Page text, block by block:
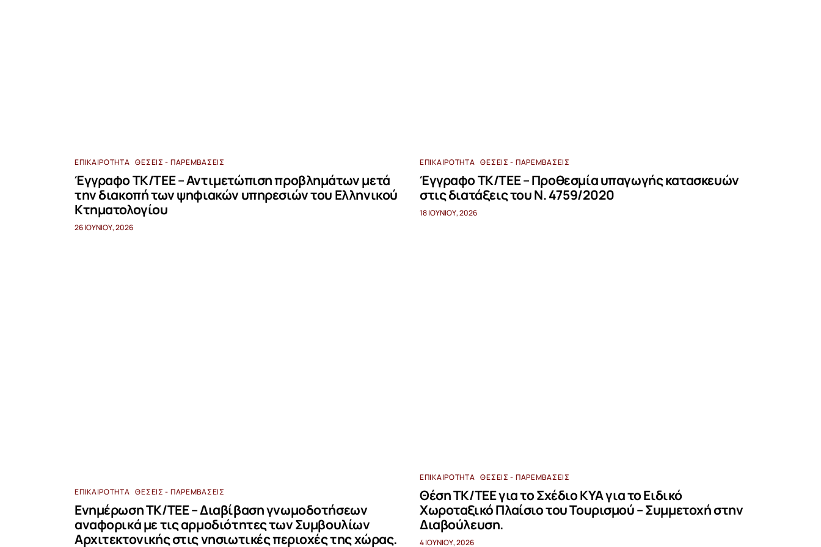
ΕΠΙΚΑΙΡΌΤΗΤΑ ΘΈΣΕΙΣ - ΠΑΡΕΜΒΆΣΕΙΣ
Έγγραφο ΤΚ/ΤΕΕ – Αντιμετώπιση προβλημάτων μετά
την διακοπή των ψηφιακών υπηρεσιών του Ελληνικού
Κτηματολογίου
26 ΙΟΥΝΊΟΥ, 2026
ΕΠΙΚΑΙΡΌΤΗΤΑ ΘΈΣΕΙΣ - ΠΑΡΕΜΒΆΣΕΙΣ
Έγγραφο ΤΚ/ΤΕΕ – Προθεσμία υπαγωγής κατασκευών
στις διατάξεις του Ν. 4759/2020
18 ΙΟΥΝΊΟΥ, 2026
ΕΠΙΚΑΙΡΌΤΗΤΑ ΘΈΣΕΙΣ - ΠΑΡΕΜΒΆΣΕΙΣ
Θέση ΤΚ/ΤΕΕ για το Σχέδιο ΚΥΑ για το Ειδικό
Χωροταξικό Πλαίσιο του Τουρισμού – Συμμετοχή στην
Διαβούλευση.
4 ΙΟΥΝΊΟΥ, 2026
ΕΠΙΚΑΙΡΌΤΗΤΑ ΘΈΣΕΙΣ - ΠΑΡΕΜΒΆΣΕΙΣ
Ενημέρωση ΤΚ/ΤΕΕ – Διαβίβαση γνωμοδοτήσεων
αναφορικά με τις αρμοδιότητες των Συμβουλίων
Αρχιτεκτονικής στις νησιωτικές περιοχές της χώρας.